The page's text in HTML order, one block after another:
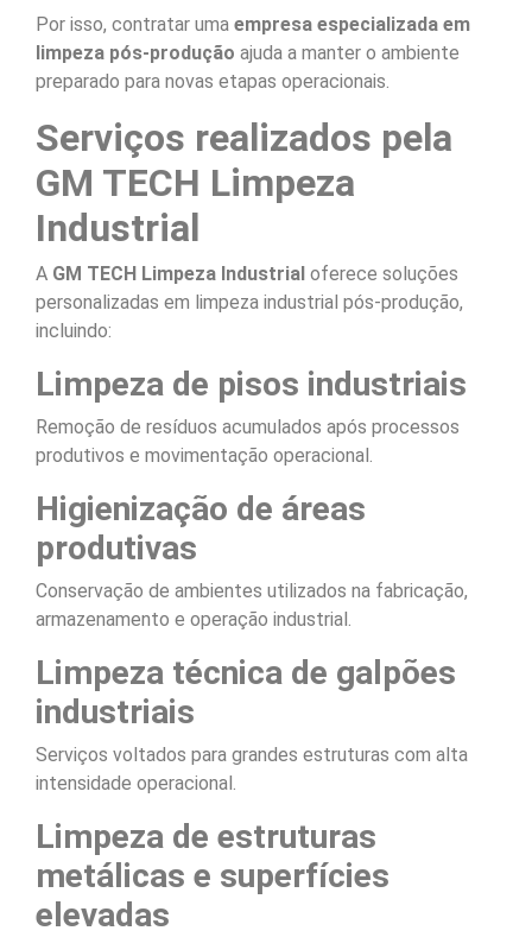
Por isso, contratar uma empresa especializada em
limpeza pós-produção ajuda a manter o ambiente
preparado para novas etapas operacionais.
Serviços realizados pela
GM TECH Limpeza
Industrial
A GM TECH Limpeza Industrial oferece soluções
personalizadas em limpeza industrial pós-produção,
incluindo:
Limpeza de pisos industriais
Remoção de resíduos acumulados após processos
produtivos e movimentação operacional.
Higienização de áreas
produtivas
Conservação de ambientes utilizados na fabricação,
armazenamento e operação industrial.
Limpeza técnica de galpões
industriais
Serviços voltados para grandes estruturas com alta
intensidade operacional.
Limpeza de estruturas
metálicas e superfícies
elevadas